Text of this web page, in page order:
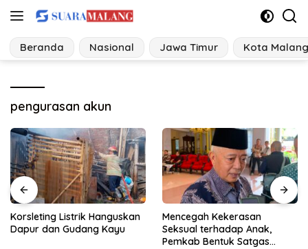
Langsung
konten
Beranda Nasional Jawa Timur Kota Malang
pengurasan akun
Korsleting Listrik Hanguskan
Dapur dan Gudang Kayu
Mencegah Kekerasan
Seksual terhadap Anak,
Pemkab Bentuk Satgas